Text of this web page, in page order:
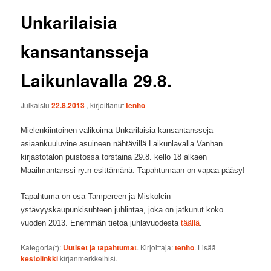
Unkarilaisia
kansantansseja
Laikunlavalla 29.8.
Julkaistu22.8.2013 , kirjoittanuttenho
Mielenkiintoinen valikoima Unkarilaisia kansantansseja
asiaankuuluvine asuineen nähtävillä Laikunlavalla Vanhan
kirjastotalon puistossa torstaina 29.8. kello 18 alkaen
Maailmantanssi ry:n esittämänä. Tapahtumaan on vapaa pääsy!
Tapahtuma on osa Tampereen ja Miskolcin
ystävyyskaupunkisuhteen juhlintaa, joka on jatkunut koko
vuoden 2013. Enemmän tietoa juhlavuodestatäällä.
Kategoria(t): Uutiset ja tapahtumat. Kirjoittaja:tenho. Lisää
kestolinkkikirjanmerkkeihisi.